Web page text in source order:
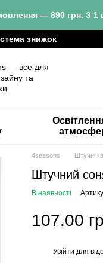
— 890 грн. З 1
знижок
4seasons Штучні
Штучний
В наявності
107.00
Увійти для